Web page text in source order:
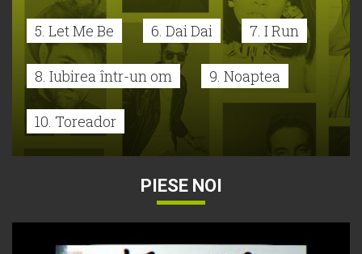
5. Let Me Be 6. Dai Dai 7. I Run
8. Iubirea într-un om 9. Noaptea
10. Toreador
PIESE NOI